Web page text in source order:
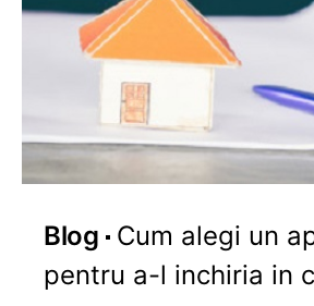
Blog
Cum alegi un
pentru a-l inchiria in